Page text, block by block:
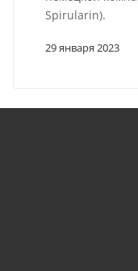
29 января 2023
Spirularin).